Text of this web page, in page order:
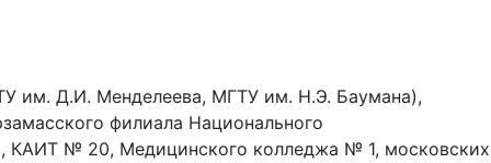
им. Д.И. Менделеева, МГТУ им. Н.Э. Баумана),
филиала Национального
КАИТ № 20, Медицинского колледжа № 1, московских